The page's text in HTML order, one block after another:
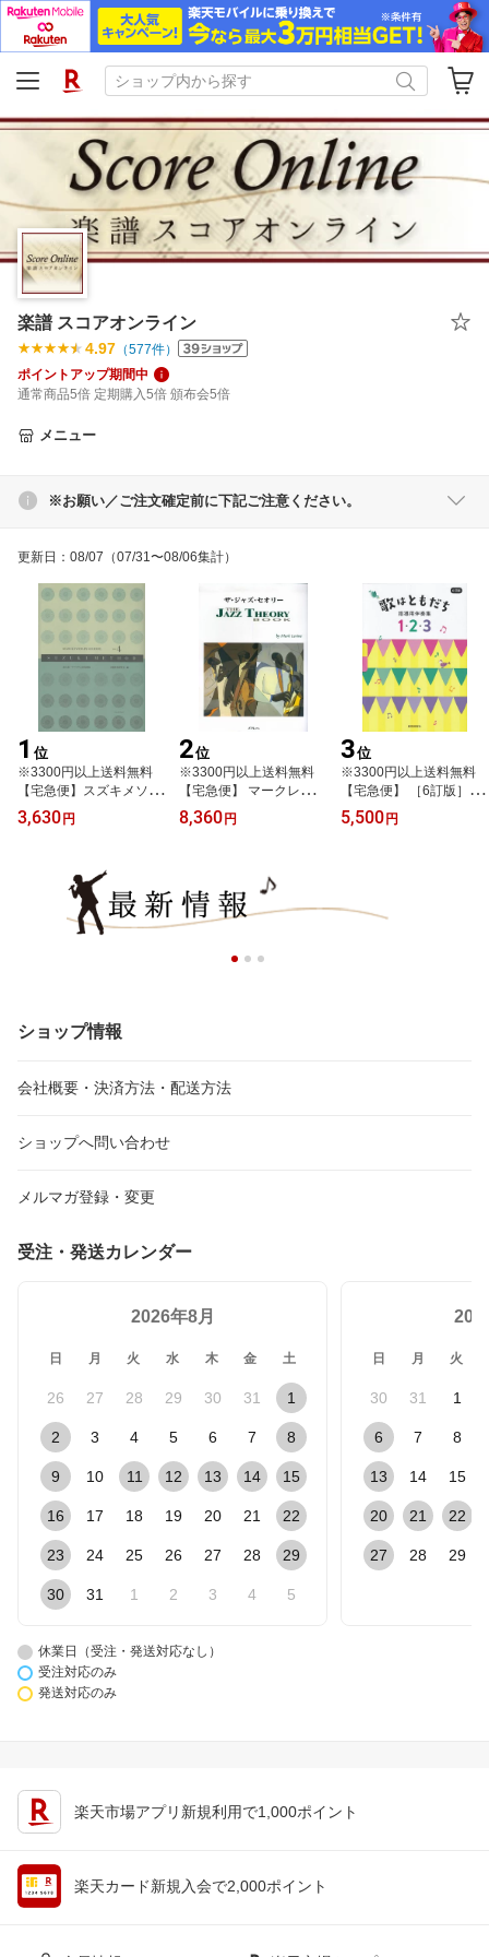
楽譜 スコアオンライン
4.97 （577件）
ポイントアップ期間中
通常商品5倍 定期購入5倍 頒布会5倍
メニュー
※お願い／ご注文確定前に下記ご注意ください。
更新日 ： 08/07 （07/31〜08/06集計）
1 位
※3300円以上送料無料
【宅急便】スズキメソー
ド 鈴木鎮一 ヴァイオ
リン指導曲集（4） 新
3,630 円
2位
※3300円以上送料無料
【宅急便】 マークレヴィ
ン ザ・ジャズ・セオリ
ー 《楽譜 スコア ポイン
8,360 円
3位
※3300円以上送料無料
【宅急便】 ［6訂版］歌
はともだち 指導用伴奏
集 1・2・3 《楽譜 スコ
5,500 円
ショップ情報
会社概要・決済方法・配送方法
ショップへ問い合わせ
メルマガ登録・変更
受注・発送カレンダー
2026年8月
日 月 火 水 木 金 土
26 27 28 29 30 31 1
2 3 4 5 6 7 8
9 10 11 12 13 14 15
16 17 18 19 20 21 22
23 24 25 26 27 28 29
30 31 1 2 3 4 5
日 月 火
30 31 1
6 7 8
13 14 15
20 21 22
27 28 29
休業日（受注・発送対応なし）
受注対応のみ
発送対応のみ
楽天市場アプリ新規利用で1,000ポイント
楽天カード新規入会で2,000ポイント